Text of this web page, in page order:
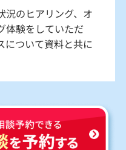
況のヒアリング、オ
体験をしていただ
について資料と共に